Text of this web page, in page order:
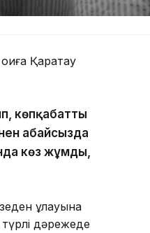
Қаратау
көпқабатты
абайсызда
көз жұмды,
құлауына
дәрежеде